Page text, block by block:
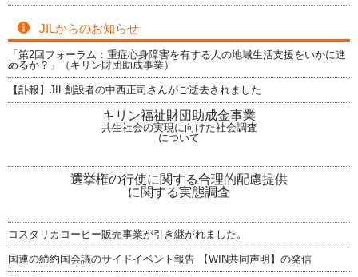
JILからのお知らせ
「第2回フォーラム：重症心身障害を有する人の地域生活支援をいかに進
めるか？」（キリン財団助成事業）
【訃報】JIL創設者の中西正司さんがご逝去されました
キリン福祉財団助成金事業
共生社会の実現に向けた社会調査
について
選挙権の行使に関する合理的配慮提供
に関する実態調査
コスタリカコーヒー販売事業が引き継がれました。
国連の締約国会議のサイドイベント報告 【WIN共同声明】の発信